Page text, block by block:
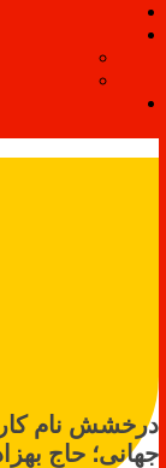
درخشش نام
جهانی؛ حاج